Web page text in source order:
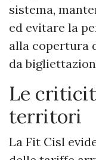
sistema,
ed evitare la
alla copertura
da
Le
territori
La Fit Cisl